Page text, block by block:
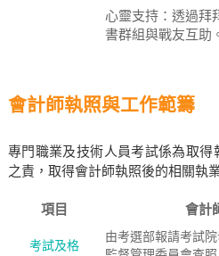
心靈支持：透過拜
書群組與戰友互助
會計師執照與工作範籌
專門職業及技術人員考試係為取得
之責，取得會計師執照後的相關執
項目 會計
考試及格
由考選部報請考試